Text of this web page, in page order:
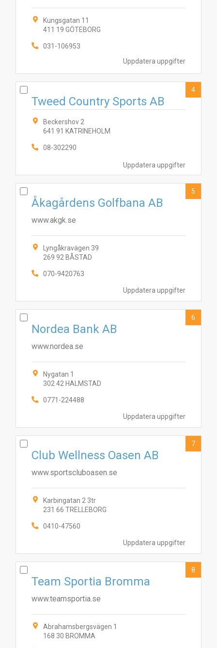
Uppdatera uppgifter
Kungsgatan 11
411 19 GÖTEBORG
031-106953
Uppdatera uppgifter
Tweed Country Sports AB
Beckershov 2
641 91 KATRINEHOLM
08-302290
4
Uppdatera uppgifter
Åkagårdens Golfbana AB
www.akgk.se
Lyngåkravägen 39
269 92 BÅSTAD
070-9420763
5
Uppdatera uppgifter
Nordea Bank AB
www.nordea.se
Nygatan 1
302 42 HALMSTAD
0771-224488
6
Uppdatera uppgifter
Club Wellness Oasen AB
www.sportscluboasen.se
Karbingatan 2 3tr
231 66 TRELLEBORG
0410-47560
7
Team Sportia Bromma
www.teamsportia.se
Abrahamsbergsvägen 1
168 30 BROMMA
8